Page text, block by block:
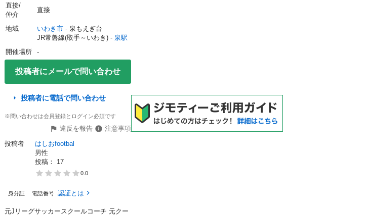
直接/
仲介
直接
地域 いわき市 - 泉もえぎ台
JR常磐線(取手～いわき) - 泉駅
開催場所
-
投稿者にメールで問い合わせ
投稿者に電話で問い合わせ
※問い合わせは会員登録とログイン必須です
違反を報告
注意事項
投稿者
はしおfootbal
男性
投稿： 17
0.0
身分証 電話番号 認証とは
元Jリーグサッカースクールコーチ 元クー